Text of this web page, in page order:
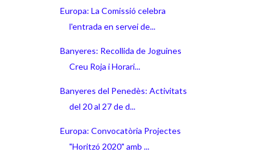
Europa: La Comissió celebra
l'entrada en servei de...
Banyeres: Recollida de Joguines
Creu Roja i Horari...
Banyeres del Penedès: Activitats
del 20 al 27 de d...
Europa: Convocatòria Projectes
"Horitzó 2020" amb ...